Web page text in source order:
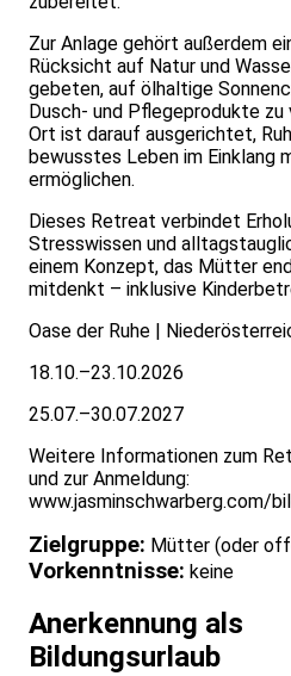
Zur Anlage gehört außerdem
Rücksicht auf Natur und
gebeten, auf ölhaltige
Dusch- und Pflegeprodukte
Ort ist darauf ausgerichtet,
bewusstes Leben im Einklang
ermöglichen.
Dieses Retreat verbindet
Stresswissen und
einem Konzept, das Mütter
mitdenkt – inklusive
Oase der Ruhe |
18.10.–23.10.2026
25.07.–30.07.2027
Weitere Informationen zum
und zur Anmeldung:
www.jasminschwarberg.com/
Zielgruppe: Mütter (oder
Vorkenntnisse: keine
Anerkennung als
Bildungsurlaub